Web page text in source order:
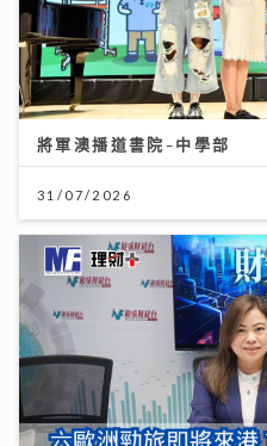
將軍澳播道書院-中學部
31/07/2026